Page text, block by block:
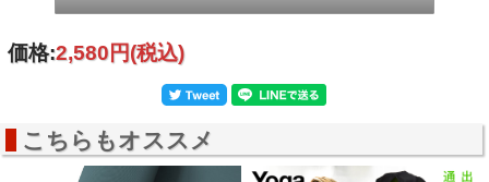
価格:2,580円(税込)
こちらもオススメ